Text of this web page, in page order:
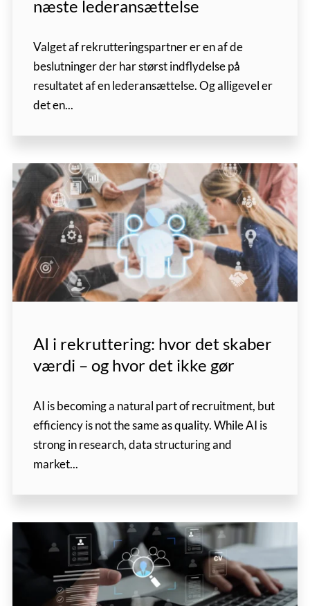
næste lederansættelse
Valget af rekrutteringspartner er en af de
beslutninger der har størst indflydelse på
resultatet af en lederansættelse. Og alligevel er
det en...
AI i rekruttering: hvor det skaber
værdi – og hvor det ikke gør
AI is becoming a natural part of recruitment, but
efficiency is not the same as quality. While AI is
strong in research, data structuring and
market...